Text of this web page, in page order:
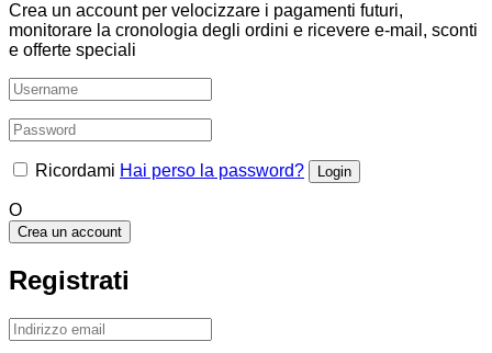
Crea un account per velocizzare i pagamenti futuri,
monitorare la cronologia degli ordini e ricevere e-mail, sconti
e offerte speciali
Ricordami Hai perso la password?
O
Crea un account
Registrati